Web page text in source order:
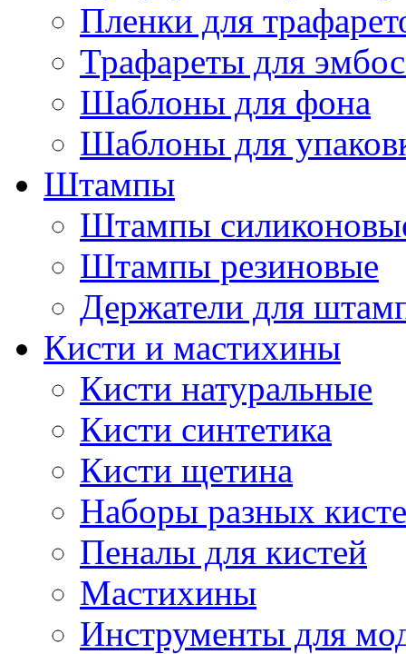
Пленки для
Трафареты для
Шаблоны для фона
Шаблоны для
Штампы
Штампы
Штампы резиновые
Держатели для
Кисти и мастихины
Кисти натуральные
Кисти синтетика
Кисти щетина
Наборы разных
Пеналы для кистей
Мастихины
Инструменты для